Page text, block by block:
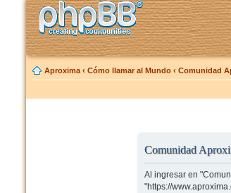
Aproxima ‹ Cómo llamar al Mundo ‹ Comunidad
Comunidad
Al ingresar en
"https://